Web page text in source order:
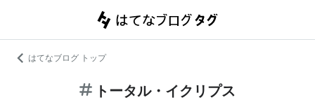
はてなブログ トップ
トータル・イクリプス